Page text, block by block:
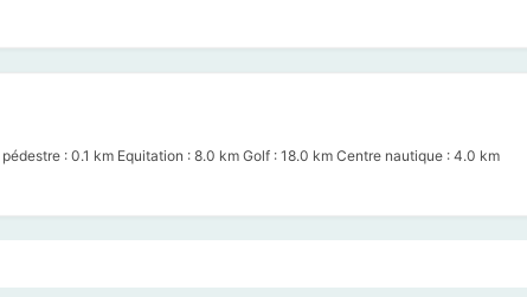
: 0.1 km Equitation : 8.0 km Golf : 18.0 km Centre nautique : 4.0 km